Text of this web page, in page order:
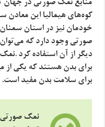
منابع نمک صورتی در جهان
کوه‌های هیمالیا این
خودمان نیز در استان
صورتی وجود دارد که
دیگر از آن استفاده کرد
برای بدن هستند که یکی از
برای سلامت بدن مفید است.
نمک‌